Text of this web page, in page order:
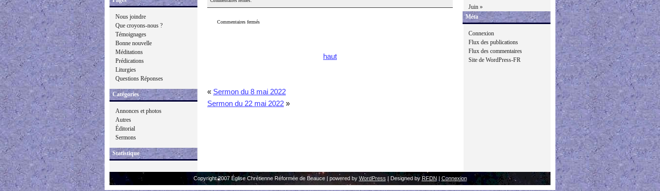
Nous joindre
Que croyons-nous ?
Témoignages
Bonne nouvelle
Méditations
Prédications
Liturgies
Questions Réponses
Catégories
Annonces et photos
Autres
Éditorial
Sermons
Statistique
Commentaires fermés
haut
« Sermon du 8 mai 2022
Sermon du 22 mai 2022 »
Juin »
Méta
Connexion
Flux des publications
Flux des commentaires
Site de WordPress-FR
Copyright 2007 Église Chrétienne Réformée de Beauce | powered by WordPress | Designed byRFDN | Connexion